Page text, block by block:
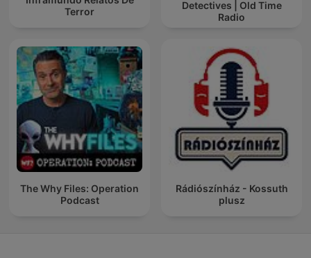
Terror
Detectives | Old Time
Radio
The Why Files: Operation
Podcast
Rádiószínház - Kossuth
plusz